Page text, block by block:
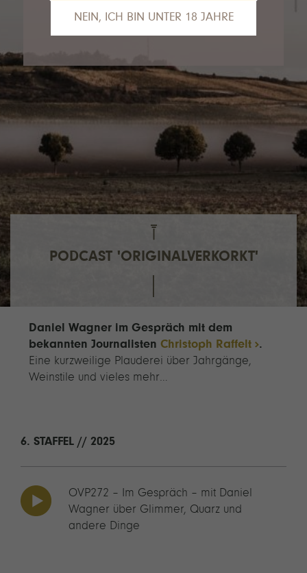
PODCAST 'ORIGINALVERKORKT'
Daniel Wagner im Gespräch mit dem
bekannten Journalisten Christoph Raffelt
.
Eine kurzweilige Plauderei über Jahrgänge,
Weinstile und vieles mehr…
6. STAFFEL // 2025
OVP272 – Im Gespräch – mit Daniel
Wagner über Glimmer, Quarz und
andere Dinge
NEIN, ICH BIN UNTER 18 JAHRE
anzusehen.
Gerne empfehlen wir unseren VDP.Partner
Van Nahmen
an dieser Stelle.